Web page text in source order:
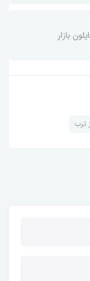
بازار
ترب